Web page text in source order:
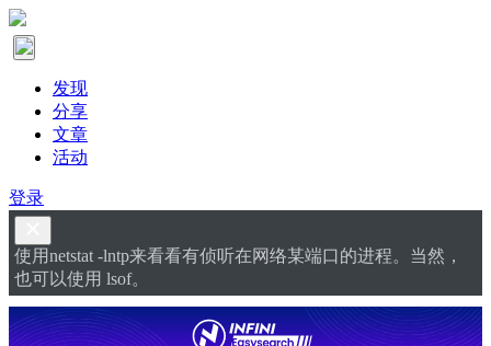
发现
分享
文章
活动
登录
使用netstat -lntp来看看有侦听在网络某端口的进程。当然，
也可以使用 lsof。